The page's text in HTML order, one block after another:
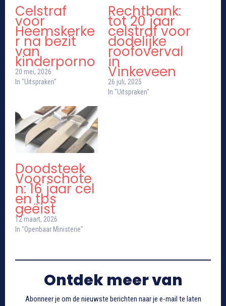
Celstraf
voor
Heemskerke
r na bezit
van
kinderporno
20 mei, 2026
In "Uitspraken"
Rechtbank:
tot 20 jaar
celstraf voor
dodelijke
roofoverval
in
Vinkeveen
26 juli, 2025
In "Uitspraken"
Doodsteek
Voorschote
n: 16 jaar cel
en tbs
geëist
12 maart, 2026
In "Openbaar Ministerie"
Ontdek meer van
Abonneer je om de nieuwste berichten naar je e-mail te laten